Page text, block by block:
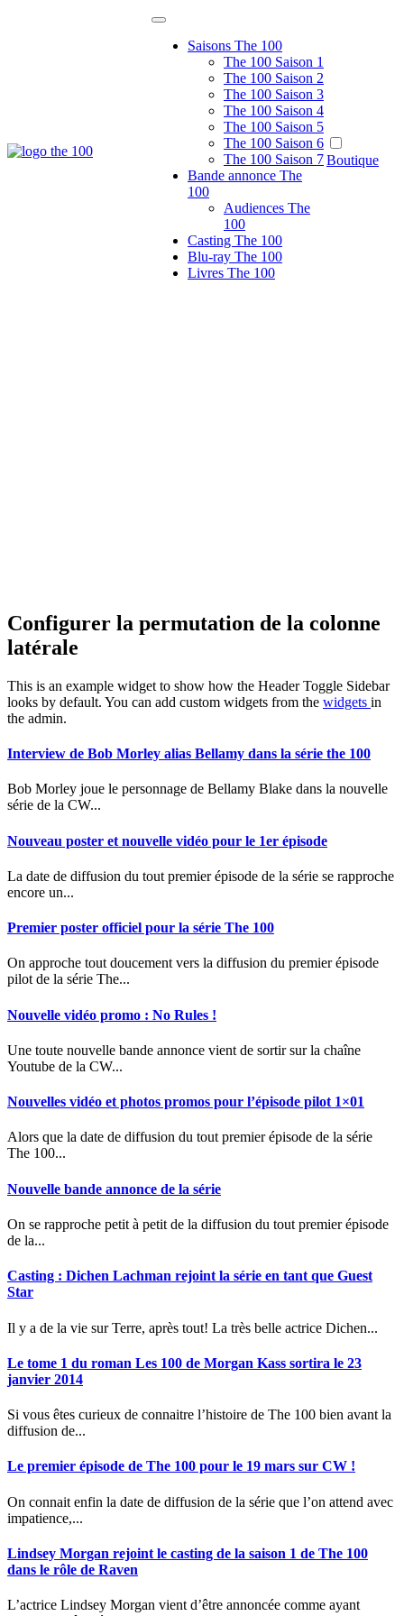
The 100 France
Le site de fans non officiel de la série tv
Saisons The 100
The 100 Saison 1
The 100 Saison 2
The 100 Saison 3
The 100 Saison 4
The 100 Saison 5
The 100 Saison 6
The 100 Saison 7
Bande annonce The
100
Audiences The
100
Casting The 100
Blu-ray The 100
Livres The 100
Boutique
Configurer la permutation de la colonne
latérale
This is an example widget to show how the Header Toggle Sidebar
looks by default. You can add custom widgets from the widgets in
the admin.
Interview de Bob Morley alias Bellamy dans la série the 100
Bob Morley joue le personnage de Bellamy Blake dans la nouvelle
série de la CW...
Nouveau poster et nouvelle vidéo pour le 1er épisode
La date de diffusion du tout premier épisode de la série se rapproche
encore un...
Premier poster officiel pour la série The 100
On approche tout doucement vers la diffusion du premier épisode
pilot de la série The...
Nouvelle vidéo promo : No Rules !
Une toute nouvelle bande annonce vient de sortir sur la chaîne
Youtube de la CW...
Nouvelles vidéo et photos promos pour l’épisode pilot 1×01
Alors que la date de diffusion du tout premier épisode de la série
The 100...
Nouvelle bande annonce de la série
On se rapproche petit à petit de la diffusion du tout premier épisode
de la...
Casting : Dichen Lachman rejoint la série en tant que Guest
Star
Il y a de la vie sur Terre, après tout! La très belle actrice Dichen...
Le tome 1 du roman Les 100 de Morgan Kass sortira le 23
janvier 2014
Si vous êtes curieux de connaitre l’histoire de The 100 bien avant la
diffusion de...
Le premier épisode de The 100 pour le 19 mars sur CW !
On connait enfin la date de diffusion de la série que l’on attend avec
impatience,...
Lindsey Morgan rejoint le casting de la saison 1 de The 100
dans le rôle de Raven
L’actrice Lindsey Morgan vient d’être annoncée comme ayant